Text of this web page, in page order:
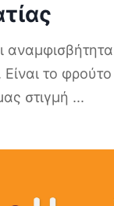
το
στιγμή ...